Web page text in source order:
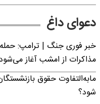
دعوای داغ
خبر فوری جنگ | ترامپ: حمله
مذاکرات از امشب آغاز
مابه‌التفاوت حقوق
شود؟